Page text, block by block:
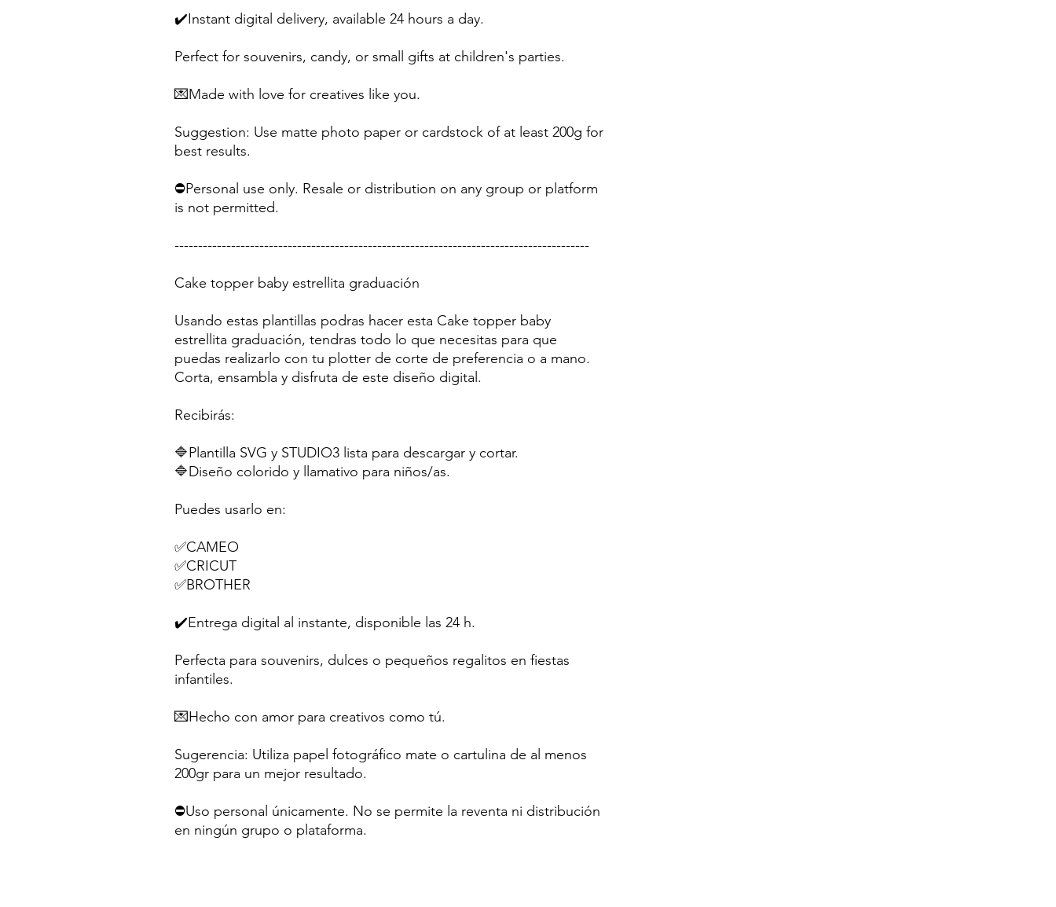
✔️Instant digital delivery, available 24 hours a day.
Perfect for souvenirs, candy, or small gifts at children's parties.
💌Made with love for creatives like you.
Suggestion: Use matte photo paper or cardstock of at least 200g for
best results.
⛔Personal use only. Resale or distribution on any group or platform
is not permitted.
----------------------------------------------------------------------------------------
Cake topper baby estrellita graduación
Usando estas plantillas podras hacer esta Cake topper baby
estrellita graduación, tendras todo lo que necesitas para que
puedas realizarlo con tu plotter de corte de preferencia o a mano.
Corta, ensambla y disfruta de este diseño digital.
Recibirás:
🔷Plantilla SVG y STUDIO3 lista para descargar y cortar.
🔷Diseño colorido y llamativo para niños/as.
Puedes usarlo en:
✅CAMEO
✅CRICUT
✅BROTHER
✔️Entrega digital al instante, disponible las 24 h.
Perfecta para souvenirs, dulces o pequeños regalitos en fiestas
infantiles.
💌Hecho con amor para creativos como tú.
Sugerencia: Utiliza papel fotográfico mate o cartulina de al menos
200gr para un mejor resultado.
⛔Uso personal únicamente. No se permite la reventa ni distribución
en ningún grupo o plataforma.